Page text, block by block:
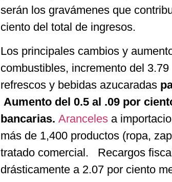
serán los gravámenes que
ciento del total de ingresos.
Los principales cambios y
combustibles, incremento del
refrescos y bebidas azucaradas
Aumento del 0.5 al .09 por
bancarias. Aranceles a
más de 1,400 productos (ropa,
tratado comercial. Recargos
drásticamente a 2.07 por ciento